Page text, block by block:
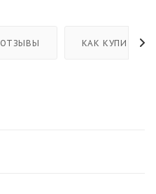
ОТЗЫВЫ КАК КУПИТЬ